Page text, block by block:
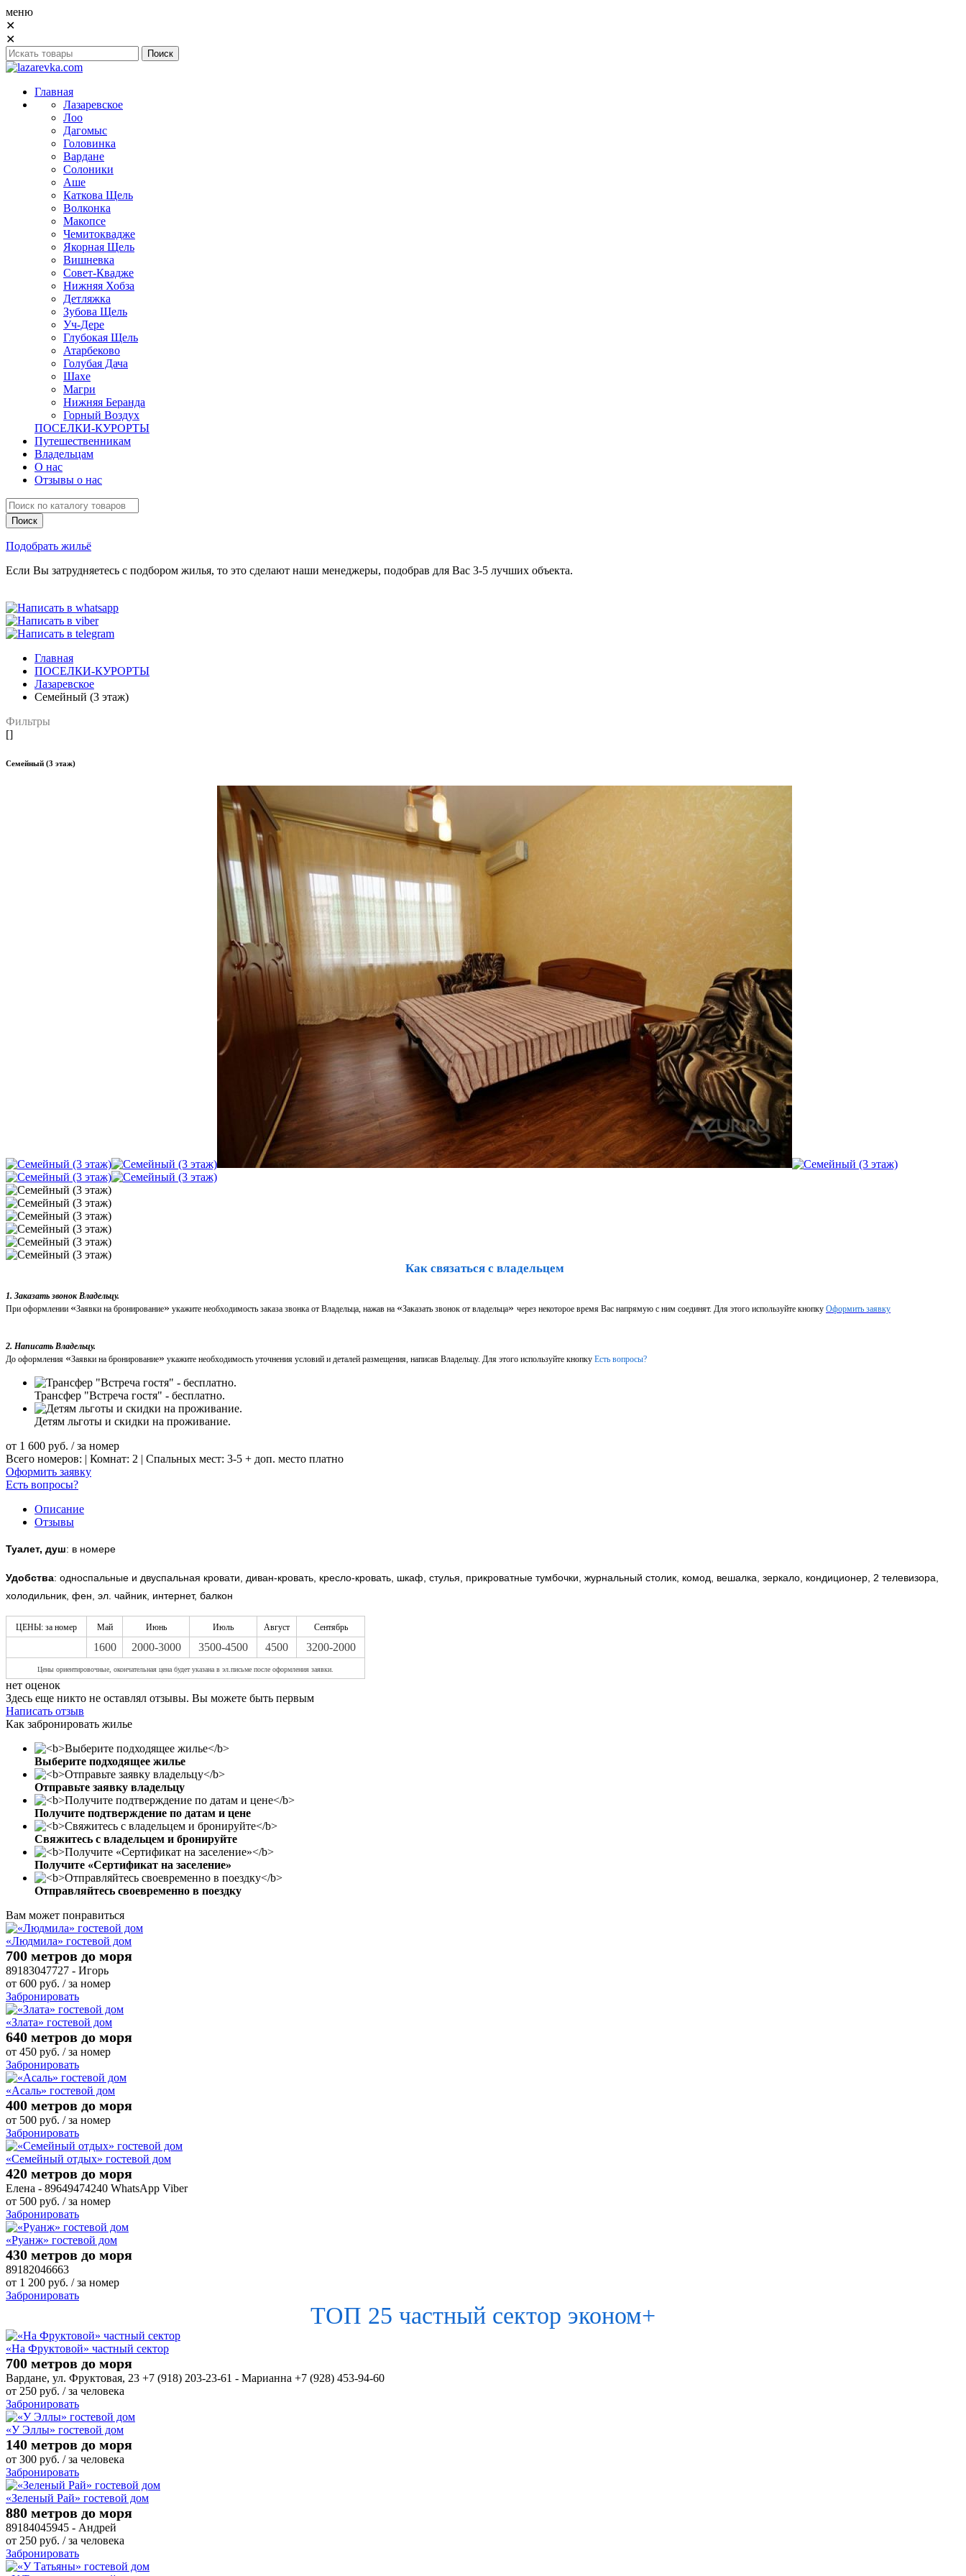
меню
✕
✕
Главная
Лазаревское
Лоо
Дагомыс
Головинка
Вардане
Солоники
Аше
Каткова Щель
Волконка
Макопсе
Чемитоквадже
Якорная Щель
Вишневка
Совет-Квадже
Нижняя Хобза
Детляжка
Зубова Щель
Уч-Дере
Глубокая Щель
Атарбеково
Голубая Дача
Шахе
Магри
Нижняя Беранда
Горный Воздух
ПОСЕЛКИ-КУРОРТЫ
Путешественникам
Владельцам
О нас
Отзывы о нас
Подобрать жильё
Если Вы затрудняетесь с подбором жилья, то это сделают наши менеджеры, подобрав для Вас 3-5 лучших объекта.
Главная
ПОСЕЛКИ-КУРОРТЫ
Лазаревское
Семейный (3 этаж)
Фильтры
[]
Семейный (3 этаж)
Как связаться с владельцем
1. Заказать звонок Владельцу.
При оформлении «Заявки на бронирование» укажите необходимость заказа звонка от Владельца, нажав на «Заказать звонок от владельца» через некоторое время Вас напрямую с ним соединят. Для этого используйте кнопку Оформить заявку
2. Написать Владельцу.
До оформления «Заявки на бронирование» укажите необходимость уточнения условий и деталей размещения, написав Владельцу. Для этого используйте кнопку Есть вопросы?
Трансфер "Встреча гостя" - бесплатно.
Детям льготы и скидки на проживание.
от 1 600 руб. / за номер
Всего номеров: | Комнат: 2 | Спальных мест: 3-5 + доп. место платно
Оформить заявку
Есть вопросы?
Описание
Отзывы
Туалет, душ: в номере
Удобства: односпальные и двуспальная кровати, диван-кровать, кресло-кровать, шкаф, стулья, прикроватные тумбочки, журнальный столик, комод, вешалка, зеркало, кондиционер, 2 телевизора,
холодильник, фен, эл. чайник, интернет, балкон
ЦЕНЫ: за номер Май Июнь Июль Август Сентябрь
1600 2000-3000 3500-4500 4500 3200-2000
Цены ориентировочные, окончательная цена будет указана в эл.письме после оформления заявки.
нет оценок
Здесь еще никто не оставлял отзывы. Вы можете быть первым
Написать отзыв
Как забронировать жилье
Выберите подходящее жилье
Отправьте заявку владельцу
Получите подтверждение по датам и цене
Свяжитесь с владельцем и бронируйте
Получите «Сертификат на заселение»
Отправляйтесь своевременно в поездку
Вам может понравиться
«Людмила» гостевой дом
700 метров до моря
89183047727 - Игорь
от 600 руб. / за номер
Забронировать
«Злата» гостевой дом
640 метров до моря
от 450 руб. / за номер
Забронировать
«Асаль» гостевой дом
400 метров до моря
от 500 руб. / за номер
Забронировать
«Семейный отдых» гостевой дом
420 метров до моря
Елена - 89649474240 WhatsApp Viber
от 500 руб. / за номер
Забронировать
«Руанж» гостевой дом
430 метров до моря
89182046663
от 1 200 руб. / за номер
Забронировать
ТОП 25 частный сектор эконом+
«На Фруктовой» частный сектор
700 метров до моря
Вардане, ул. Фруктовая, 23 +7 (918) 203-23-61 - Марианна +7 (928) 453-94-60
от 250 руб. / за человека
Забронировать
«У Эллы» гостевой дом
140 метров до моря
от 300 руб. / за человека
Забронировать
«Зеленый Рай» гостевой дом
880 метров до моря
89184045945 - Андрей
от 250 руб. / за человека
Забронировать